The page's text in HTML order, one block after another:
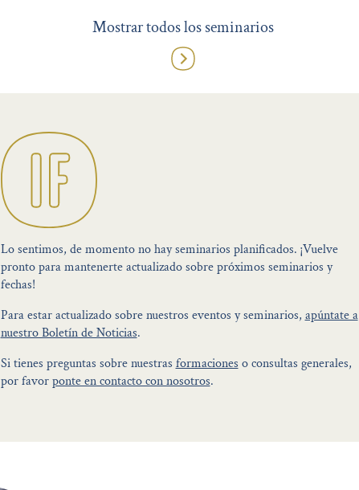
Mostrar todos los seminarios
Lo sentimos, de momento no hay seminarios planificados. ¡Vuelve
pronto para mantenerte actualizado sobre próximos seminarios y
fechas!
Para estar actualizado sobre nuestros eventos y seminarios, apúntate a
nuestro Boletín de Noticias.
Si tienes preguntas sobre nuestras formaciones o consultas generales,
por favorponte en contacto con nosotros.